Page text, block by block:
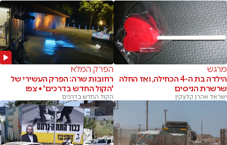
מרגש
הילדה בת ה-4 הכחילה, ואז החלה
שרשרת הניסים
ישראל אהרן קלצקין
הפרק המלא
רחובות שרה: הפרק העשירי של
'הקול החדש בדרכים' • צפו
הקול החדש בדרכים